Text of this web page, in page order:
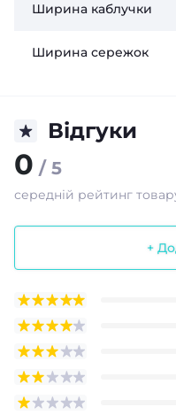
Ширина каблучки
Ширина сережок
Відгуки
0 / 5
середній рейтинг
+